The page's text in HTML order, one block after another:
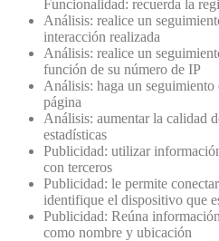
Funcionalidad: recuerda la
Análisis: realice un
interacción realizada
Análisis: realice un
función de su número de IP
Análisis: haga un seguimiento
página
Análisis: aumentar la calidad
estadísticas
Publicidad: utilizar
con terceros
Publicidad: le permite
identifique el dispositivo que
Publicidad: Reúna
como nombre y ubicación